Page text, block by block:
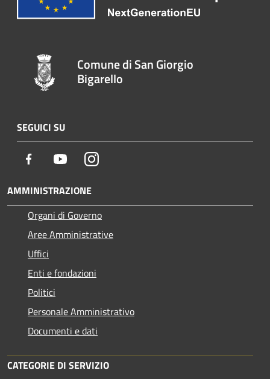
Comune di San Giorgio
Bigarello
SEGUICI SU
Facebook YoutubeInstagram
AMMINISTRAZIONE
Organi di Governo
Aree Amministrative
Uffici
Enti e fondazioni
Politici
Personale Amministrativo
Documenti e dati
CATEGORIE DI SERVIZIO